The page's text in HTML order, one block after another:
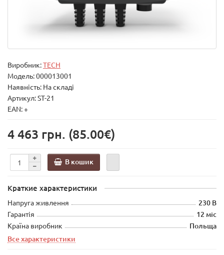
Виробник:TECH
Модель:000013001
Наявність: На складі
Артикул: ST-21
EAN: +
4 463 грн. (85.00€)
В кошик
Краткие характеристики
Напруга живлення 230 В
Гарантія 12 міс
Країна виробник
Польща
Все характеристики